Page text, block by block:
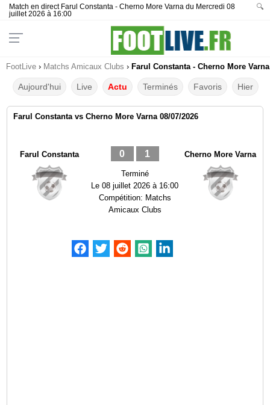
Match en direct Farul Constanta - Cherno More Varna du Mercredi 08
juillet 2026 à 16:00
🔍
FootLive › Matchs Amicaux Clubs › Farul Constanta - Cherno More
Aujourd'hui Live Actu Terminés Favoris Hier
Farul Constanta vs Cherno More Varna 08/07/2026
Farul Constanta 0 1
Terminé
Le08 juillet 2026 à 16:00
Compétition: Matchs
Amicaux Clubs
Cherno More Varna